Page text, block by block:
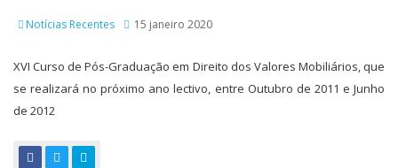
Notícias Recentes 15 janeiro 2020
XVI Curso de Pós-Graduação em Direito dos Valores Mobiliários, que
se realizará no próximo ano lectivo, entre Outubro de 2011 e Junho
de 2012